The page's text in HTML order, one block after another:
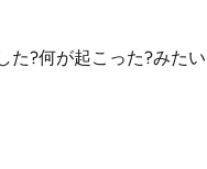
た?何が起こった?みたい